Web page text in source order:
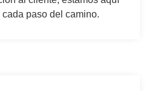
paso del camino.